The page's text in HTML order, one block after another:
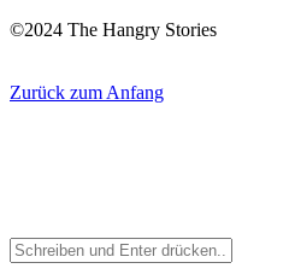
©2024 The Hangry Stories
Zurück zum Anfang